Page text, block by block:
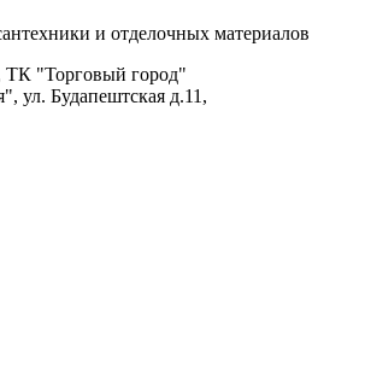
и отделочных материалов
ТК "Торговый город"
ул. Будапештская д.11,